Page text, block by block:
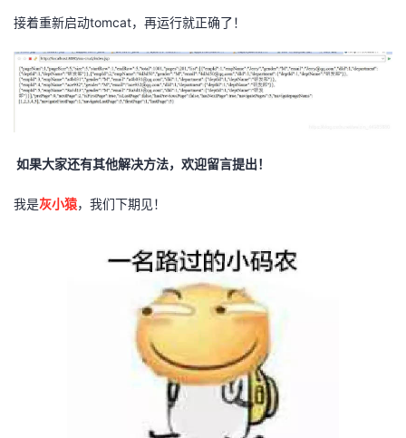
接着重新启动tomcat，再运行就正确了！
如果大家还有其他解决方法，欢迎留言提出！
我是灰小猿，我们下期见！